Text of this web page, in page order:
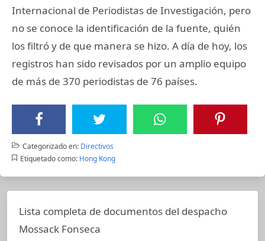
Internacional de Periodistas de Investigación, pero
no se conoce la identificación de la fuente, quién
los filtró y de que manera se hizo. A día de hoy, los
registros han sido revisados por un amplio equipo
de más de 370 periodistas de 76 países.
Categorizado en: Directivos
Etiquetado como: Hong Kong
Lista completa de documentos del despacho
Mossack Fonseca